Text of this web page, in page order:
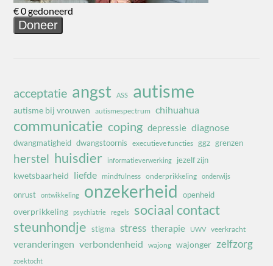
acceptatie angst ASS autisme
autisme bij vrouwen autismespectrum chihuahua
communicatie coping depressie diagnose
dwangmatigheid dwangstoornis executieve functies ggz grenzen
herstel huisdier informatieverwerking jezelf zijn
kwetsbaarheid liefde mindfulness onderprikkeling onderwijs
onrust ontwikkeling onzekerheid openheid
overprikkeling psychiatrie regels
sociaal contact
steunhondje stigma stress therapie UWV veerkracht
veranderingen verbondenheid wajong wajonger zelfzorg
zoektocht